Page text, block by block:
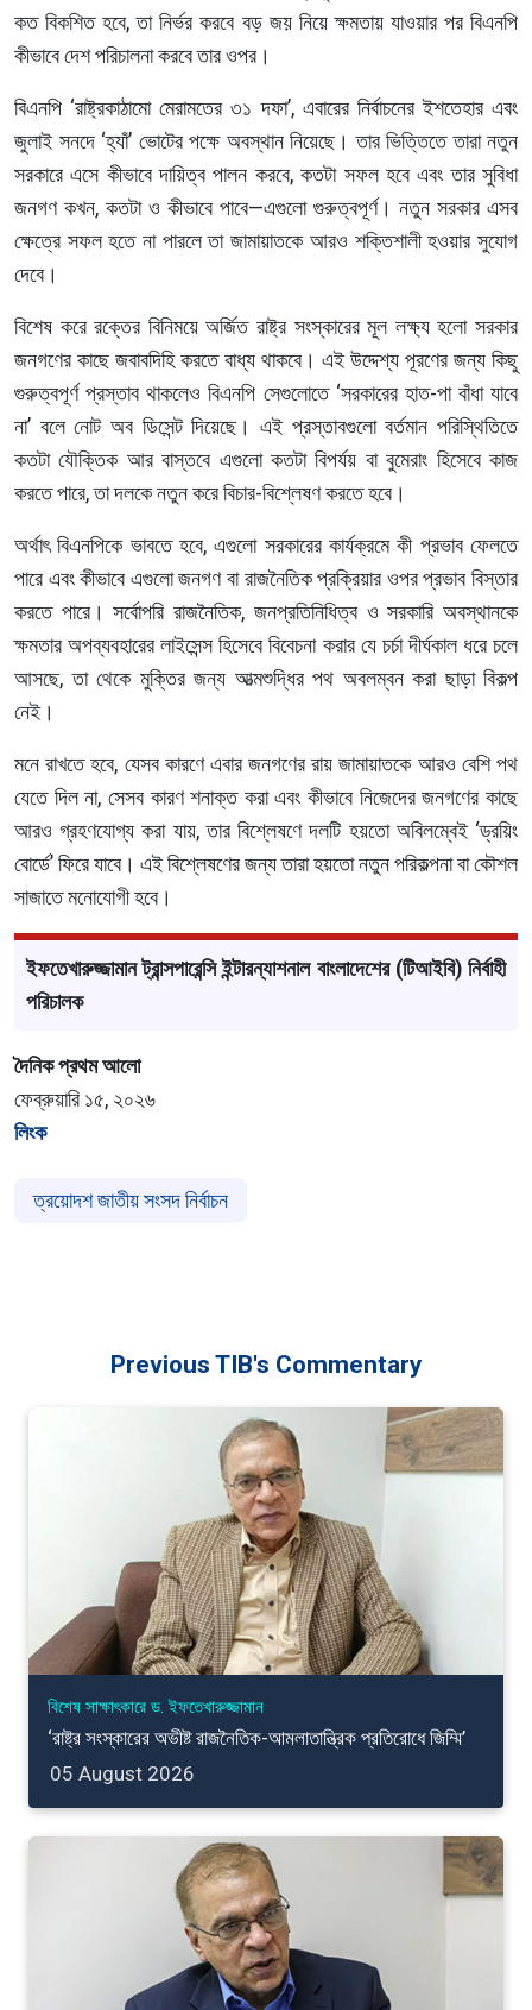
কত বিকশিত হবে, তা নির্ভর করবে বড় জয় নিয়ে ক্ষমতায় যাওয়ার পর বিএনপি
কীভাবে দেশ পরিচালনা করবে তার ওপর।
বিএনপি ‘রাষ্ট্রকাঠামো মেরামতের ৩১ দফা’, এবারের নির্বাচনের ইশতেহার এবং
জুলাই সনদে ‘হ্যাঁ’ ভোটের পক্ষে অবস্থান নিয়েছে। তার ভিত্তিতে তারা নতুন
সরকারে এসে কীভাবে দায়িত্ব পালন করবে, কতটা সফল হবে এবং তার সুবিধা
জনগণ কখন, কতটা ও কীভাবে পাবে—এগুলো গুরুত্বপূর্ণ। নতুন সরকার এসব
ক্ষেত্রে সফল হতে না পারলে তা জামায়াতকে আরও শক্তিশালী হওয়ার সুযোগ
দেবে।
বিশেষ করে রক্তের বিনিময়ে অর্জিত রাষ্ট্র সংস্কারের মূল লক্ষ্য হলো সরকার
জনগণের কাছে জবাবদিহি করতে বাধ্য থাকবে। এই উদ্দেশ্য পূরণের জন্য কিছু
গুরুত্বপূর্ণ প্রস্তাব থাকলেও বিএনপি সেগুলোতে ‘সরকারের হাত-পা বাঁধা যাবে
না’ বলে নোট অব ডিসেন্ট দিয়েছে। এই প্রস্তাবগুলো বর্তমান পরিস্থিতিতে
কতটা যৌক্তিক আর বাস্তবে এগুলো কতটা বিপর্যয় বা বুমেরাং হিসেবে কাজ
করতে পারে, তা দলকে নতুন করে বিচার-বিশ্লেষণ করতে হবে।
অর্থাৎ বিএনপিকে ভাবতে হবে, এগুলো সরকারের কার্যক্রমে কী প্রভাব ফেলতে
পারে এবং কীভাবে এগুলো জনগণ বা রাজনৈতিক প্রক্রিয়ার ওপর প্রভাব বিস্তার
করতে পারে। সর্বোপরি রাজনৈতিক, জনপ্রতিনিধিত্ব ও সরকারি অবস্থানকে
ক্ষমতার অপব্যবহারের লাইসেন্স হিসেবে বিবেচনা করার যে চর্চা দীর্ঘকাল ধরে চলে
আসছে, তা থেকে মুক্তির জন্য আত্মশুদ্ধির পথ অবলম্বন করা ছাড়া বিকল্প
নেই।
মনে রাখতে হবে, যেসব কারণে এবার জনগণের রায় জামায়াতকে আরও বেশি পথ
যেতে দিল না, সেসব কারণ শনাক্ত করা এবং কীভাবে নিজেদের জনগণের কাছে
আরও গ্রহণযোগ্য করা যায়, তার বিশ্লেষণে দলটি হয়তো অবিলম্বেই ‘ড্রয়িং
বোর্ডে’ ফিরে যাবে। এই বিশ্লেষণের জন্য তারা হয়তো নতুন পরিকল্পনা বা কৌশল
সাজাতে মনোযোগী হবে।
ইফতেখারুজ্জামান ট্রান্সপারেন্সি ইন্টারন্যাশনাল বাংলাদেশের (টিআইবি) নির্বাহী
পরিচালক
দৈনিক প্রথম আলো
ফেব্রুয়ারি ১৫, ২০২৬
লিংক
ত্রয়োদশ জাতীয় সংসদ নির্বাচন
Previous TIB's Commentary
বিশেষ সাক্ষাৎকারে ড. ইফতেখারুজ্জামান
‘রাষ্ট্র সংস্কারের অভীষ্ট রাজনৈতিক-আমলাতান্ত্রিক প্রতিরোধে জিম্মি’
05 August 2026